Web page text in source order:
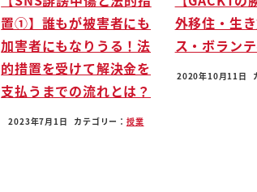
置①】誰もが被害者にも
加害者にもなりうる！法
的措置を受けて解決金を
支払うまでの流れとは？
2023年7月1日 カテゴリー： 授業
外移住・生
ス・ボラン
2020年10月11日